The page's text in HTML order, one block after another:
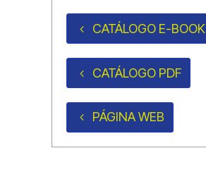
CATÁLOGO E-BOOK
CATÁLOGO PDF
PÁGINA WEB